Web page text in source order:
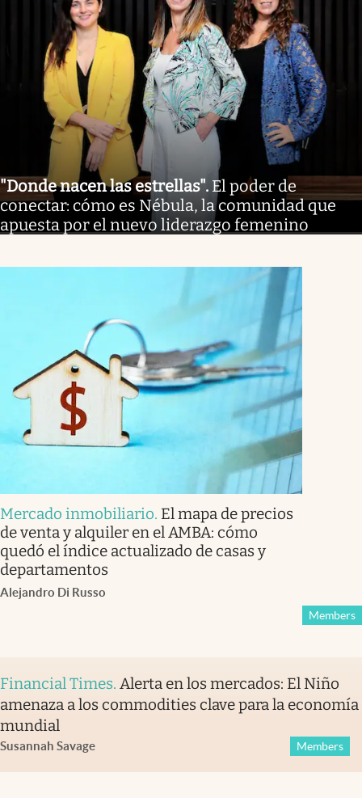
"Donde nacen las estrellas". El poder de
conectar: cómo es Nébula, la comunidad que
apuesta por el nuevo liderazgo femenino
Mercado inmobiliario. El mapa de precios
de venta y alquiler en el AMBA: cómo
quedó el índice actualizado de casas y
departamentos
Alejandro Di Russo
Members
Financial Times. Alerta en los mercados: El Niño
amenaza a los commodities clave para la economía
mundial
Susannah Savage Members